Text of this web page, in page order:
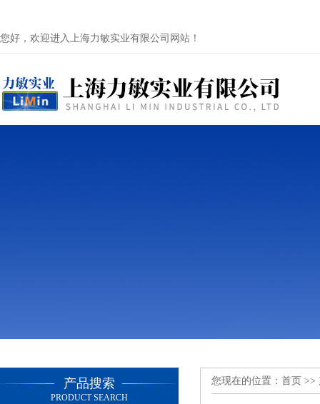
您好，欢迎进入上海力敏实业有限公司网站！
产品搜索
PRODUCT SEARCH
您现在的位置： 首页 >>